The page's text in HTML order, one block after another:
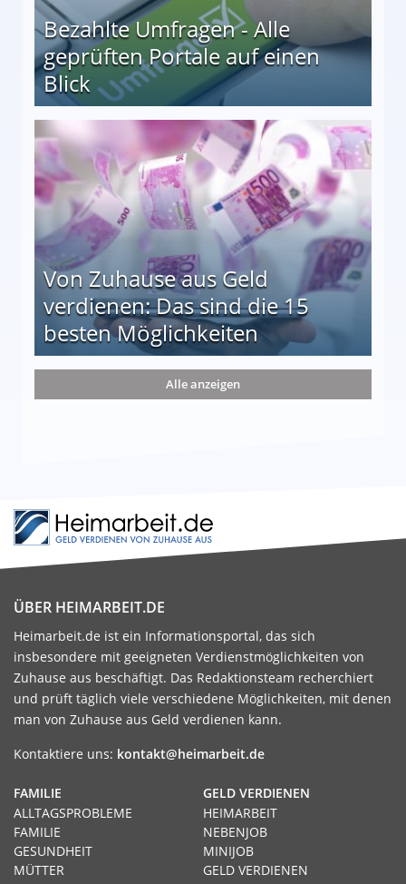
Bezahlte Umfragen - Alle
geprüften Portale auf einen
Blick
auf einen Blick
Von Zuhause aus Geld
verdienen: Das sind die 15
besten Möglichkeiten
die 15 besten Möglichkeiten
Alle anzeigen
ÜBER HEIMARBEIT.DE
Heimarbeit.de ist ein Informationsportal, das sich
insbesondere mit geeigneten Verdienstmöglichkeiten von
Zuhause aus beschäftigt. Das Redaktionsteam recherchiert
und prüft täglich viele verschiedene Möglichkeiten, mit denen
man von Zuhause aus Geld verdienen kann.
Kontaktiere uns: kontakt@heimarbeit.de
GELD VERDIENEN
HEIMARBEIT
NEBENJOB
MINIJOB
GELD VERDIENEN
FAMILIE
ALLTAGSPROBLEME
FAMILIE
GESUNDHEIT
MÜTTER